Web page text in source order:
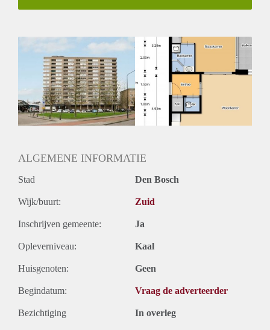
Borg: 1 Maand
Huisdieren toegestaan: Afhankelijk van de Eigenaar
Huurtoeslag grens: Ja
Geschikt voor studenten: Afhankelijk van de Eigenaar
ALGEMENE INFORMATIE
Stad Den Bosch
Wijk/buurt: Zuid
Inschrijven gemeente: Ja
Opleverniveau: Kaal
Huisgenoten: Geen
Begindatum: Vraag de adverteerder
Bezichtiging In overleg